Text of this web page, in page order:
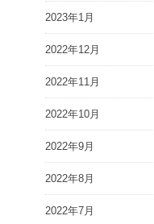
2023年1月
2022年12月
2022年11月
2022年10月
2022年9月
2022年8月
2022年7月